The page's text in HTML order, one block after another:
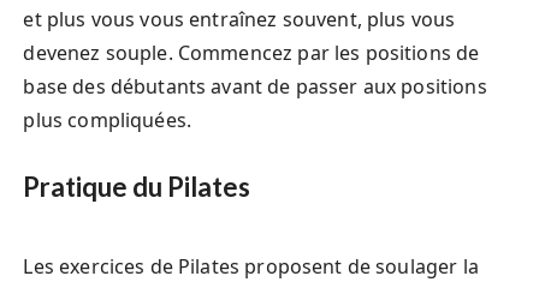
et plus vous vous entraînez souvent, plus vous
devenez souple. Commencez par les positions de
base des débutants avant de passer aux positions
plus compliquées.
Pratique du Pilates
Les exercices de Pilates proposent de soulager la